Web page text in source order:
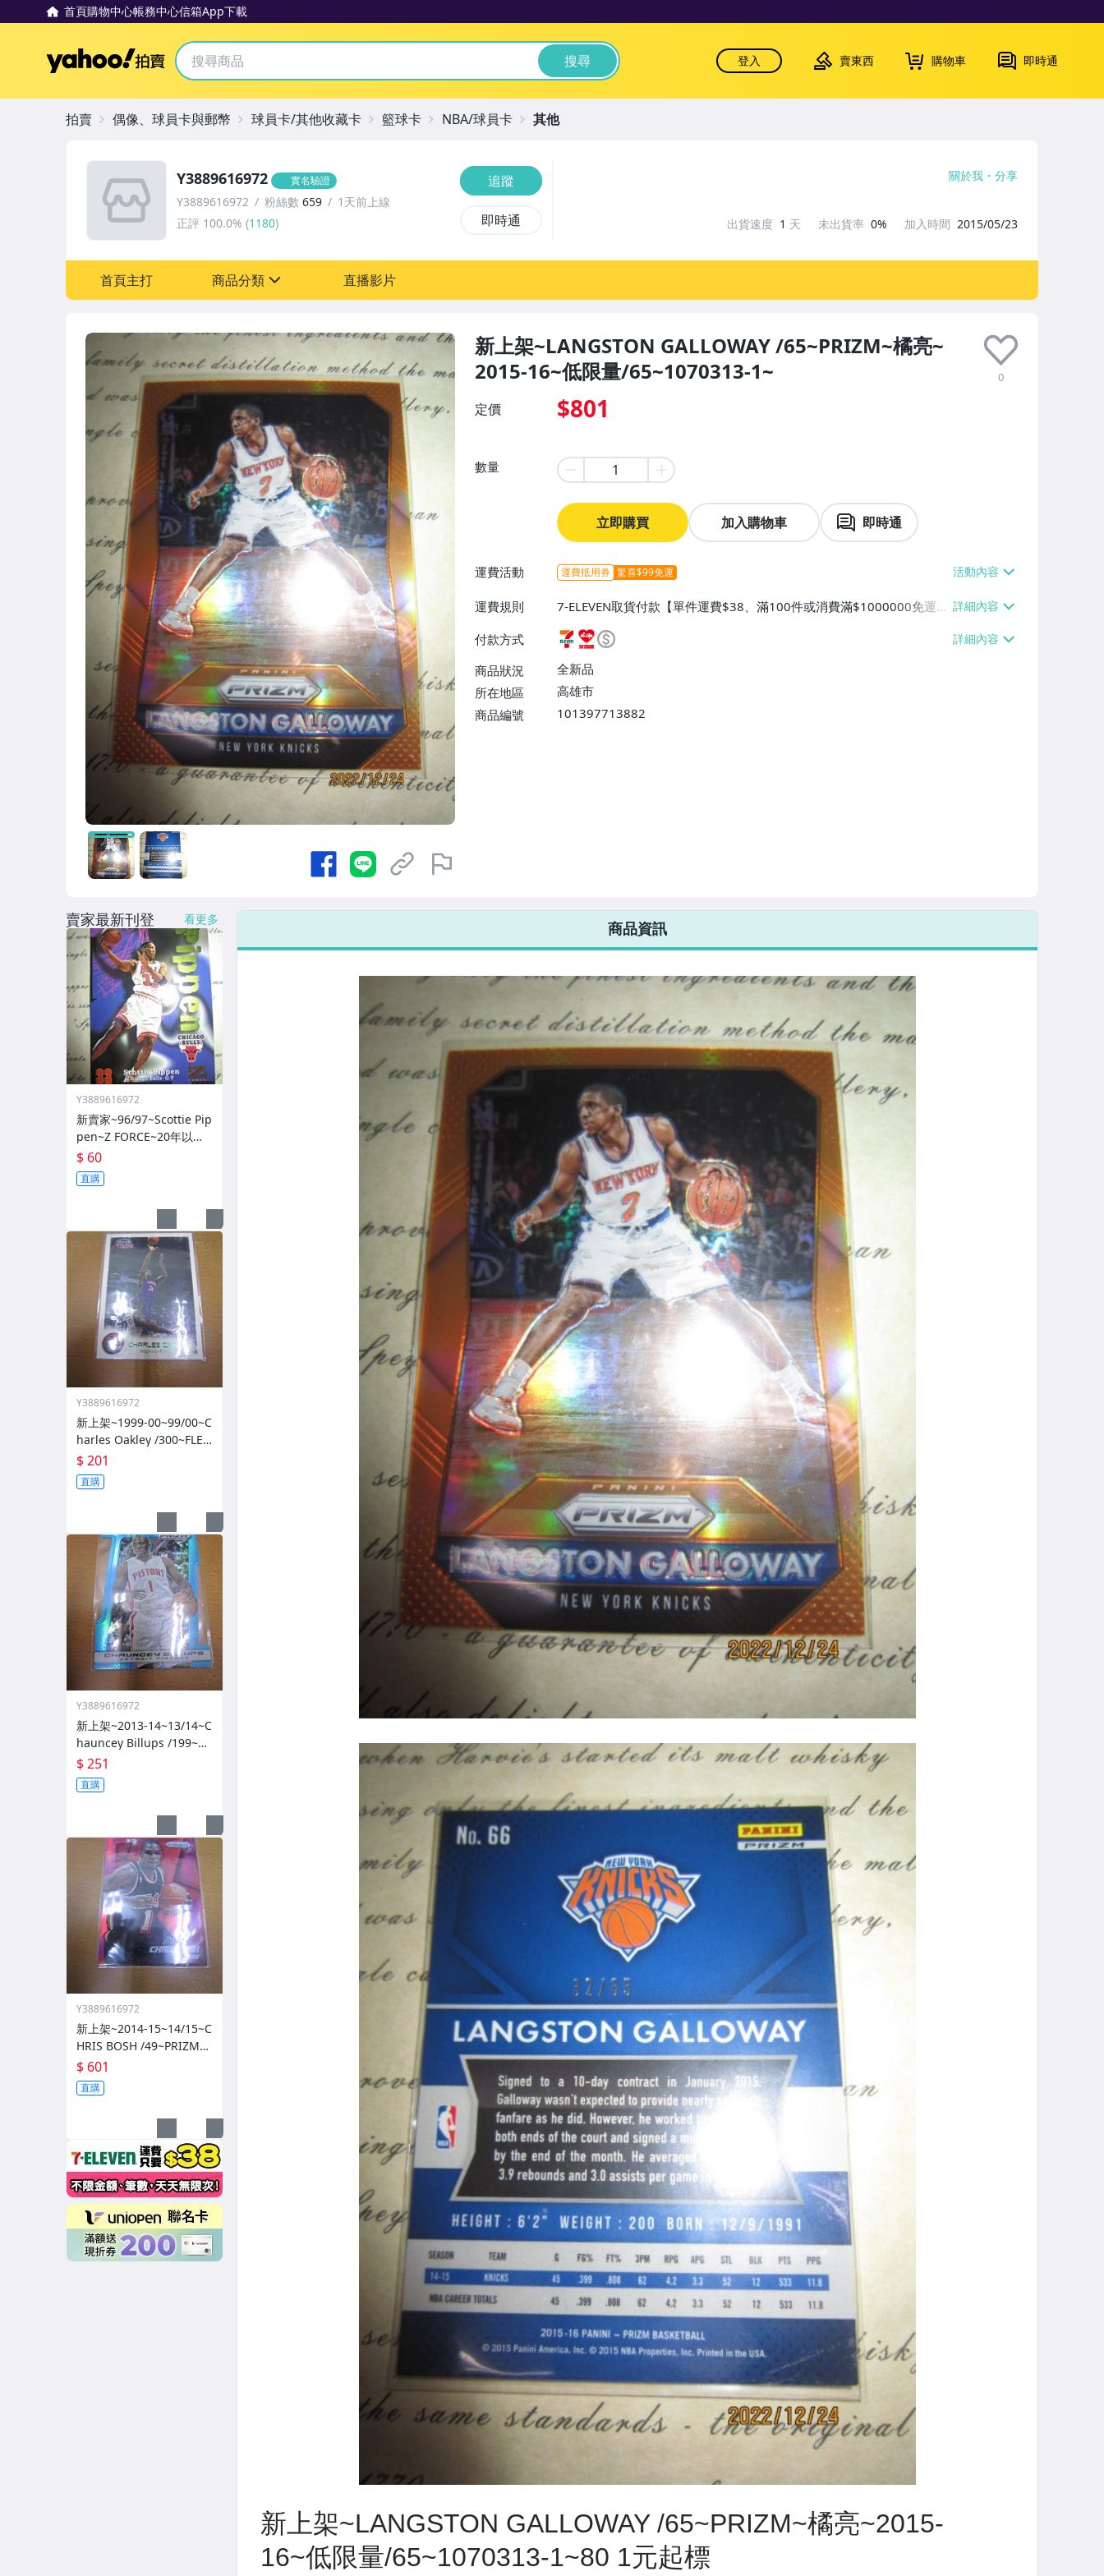
首頁購物中心帳務中心信箱App下載
Yahoo拍賣 搜尋 登入 賣東西 購物車 即時通
新上架~LANGSTON GALLOWAY /65~PRIZM~橘亮~
2015-16~低限量/65~1070313-1~
0
定價 $801
數量
立即購買 加入購物車 即時通
運費活動 運費抵用券 驚喜$99免運
運費規則
7-ELEVEN取貨付款【單件運費$38、滿100件或消費滿$1000000免運
費】、7-ELEVEN取貨不付款【單件運費$38】、萊爾富取貨付款【單件
運費$60、滿50件或消費滿$300000免運費】、郵局掛號【單件運費$5
0、滿30件或消費滿$30000免運費】
付款方式
商品狀況
全新品
所在地區
高雄市
商品編號
101397713882
Y3889616972 實名驗證
Y3889616972 粉絲數 659
1天前上線
正評 100.0% (1180)
追蹤
即時通
關於我 分享
出貨速度 1 天 未出貨率 0% 加入時間 2015/05/23
首頁主打 商品分類 直播影片
拍賣 偶像、球員卡與郵幣 球員卡/其他收藏卡 籃球卡 NBA/球員卡 其他
商品資訊
賣家最新刊登 看更多
Y3889616972
新賣家~96/97~Scottie Pip
pen~Z FORCE~20年以上
歷史~無限量~
$ 60
直購
Y3889616972
新上架~1999-00~99/00~C
harles Oakley /300~FLEE
R~~限量/300~1060114-1
$ 201
直購
Y3889616972
新上架~2013-14~13/14~C
hauncey Billups /199~PR
IZM~SILVER~藍亮~限量/1
99~1060114-1
$ 251
直購
Y3889616972
新上架~2014-15~14/15~C
HRIS BOSH /49~PRIZM~S
ILVER~紅亮~低限量/49~1
060114-1
$ 601
直購